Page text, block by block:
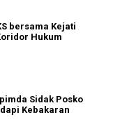
bersama Kejati
Hukum
Sidak Posko
Kebakaran